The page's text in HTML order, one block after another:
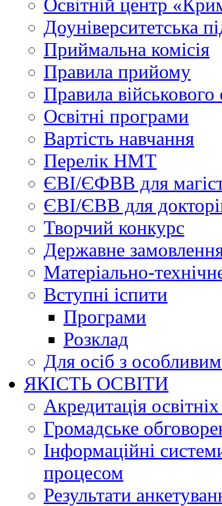
Освітній центр
Доуніверситетська
Приймальна комісія
Правила прийому
Правила військового
Освітні програми
Вартість навчання
Перелік НМТ
ЄВІ/ЄФВВ для
ЄВІ/ЄВВ для
Творчий конкурс
Державне
Матеріально-
Вступні іспити
Програми
Розклад
Для осіб з
ЯКІСТЬ ОСВІТИ
Акредитація
Громадське
Інформаційні
процесом
Результати